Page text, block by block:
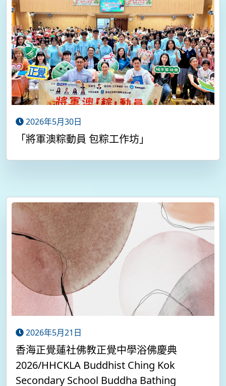
2026年5月30日
「將軍澳粽動員 包粽工作坊」
2026年5月21日
香海正覺蓮社佛教正覺中學浴佛慶典
2026/HHCKLA Buddhist Ching Kok
Secondary School Buddha Bathing